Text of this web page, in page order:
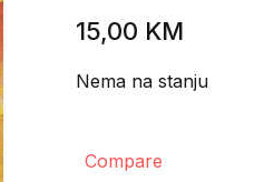
15,00 KM
Nema na stanju
Compare